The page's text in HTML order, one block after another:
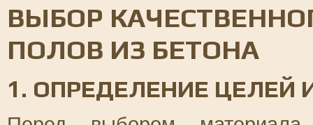
ВЫБОР
ПОЛОВ ИЗ БЕТОНА
1. ОПРЕДЕЛЕНИЕ ЦЕЛЕЙ